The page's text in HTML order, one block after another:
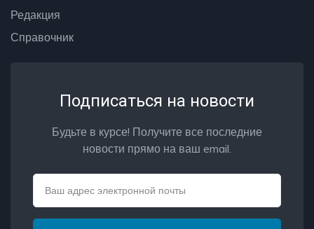
Редакция
Справочник
Подписаться на новости
Будьте в курсе! Получите все последние
новости прямо на ваш email.